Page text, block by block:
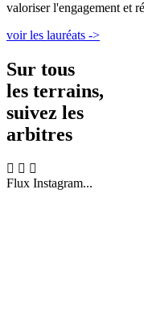
valoriser l'engagement et
voir les lauréats ->
Sur tous
les terrains,
suivez les
arbitres
Flux Instagram...